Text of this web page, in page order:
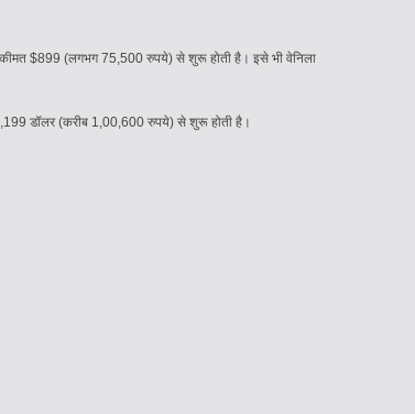
$899 (लगभग 75,500 रुपये) से शुरू होती है। इसे भी वेनिला
डॉलर (करीब 1,00,600 रुपये) से शुरू होती है।